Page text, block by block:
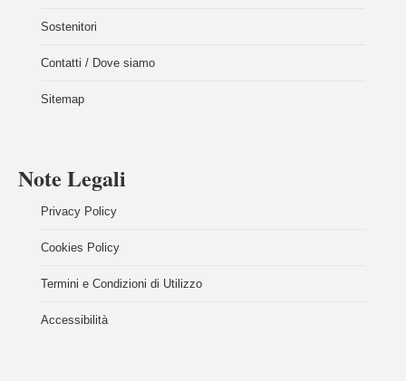
Sostenitori
Contatti / Dove siamo
Sitemap
Note Legali
Privacy Policy
Cookies Policy
Termini e Condizioni di Utilizzo
Accessibilità